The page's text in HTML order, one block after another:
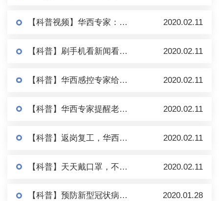
【科普视频】华西专家：教你打喷嚏的正确方式想，没纸巾就用手肘！ 2020.02.11
【科普】刷手机看新闻看到焦虑、失眠，华西心理专家说，麻烦你先把手机kuo到听我说！ 2020.02.11
【科普】华西感控专家给你说， 这几天要上班、要出门的人需要做好这五点个人防护！ 2020.02.11
【科普】华西专家提醒老年人，在屋头躲病毒是对的，但还要做好这6件事免得遭血栓！ 2020.02.11
【科普】返岗复工，华西医院专家告诉你怎么做最安全！ 2020.02.11
【科普】天天戴口罩，不消做护肤、防晒了哇？华西专家说，这份口罩护肤指南搞紧拿去！ 2020.02.11
【科普】预防新型冠状病毒，来看华西专家最近整的这些靠谱嘞科普！ 2020.01.28